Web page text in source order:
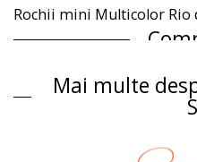
Rochii mini Multicolor Rio
Departamentul: Femei, Rochii
Mai multe